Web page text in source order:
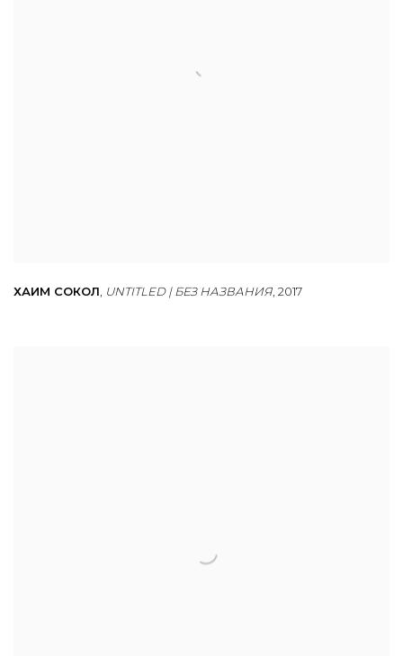
ХАИМ СОКОЛ UNTITLED | БЕЗ НАЗВАНИЯ 2017